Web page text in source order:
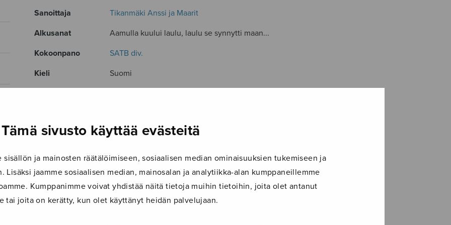
Tämä sivusto käyttää evästeitä
sisällön ja mainosten räätälöimiseen, sosiaalisen median ominaisuuksien tukemiseen ja
Lisäksi jaamme sosiaalisen median, mainosalan ja analytiikka-alan kumppaneillemme
Kumppanimme voivat yhdistää näitä tietoja muihin tietoihin, joita olet antanut
tai joita on kerätty, kun olet käyttänyt heidän palvelujaan.
Sanoittaja
Tikanmäki Anssi ja Maarit
Alkusanat
Aamulla kuului laulu, laulu se synnytti maan...
Kokoonpano
SATB div.
Kieli
Suomi
Osastot
Sekakuoro
Tuotetunnus
S1558
Sivumäärä
4
TUTUSTU MYÖS